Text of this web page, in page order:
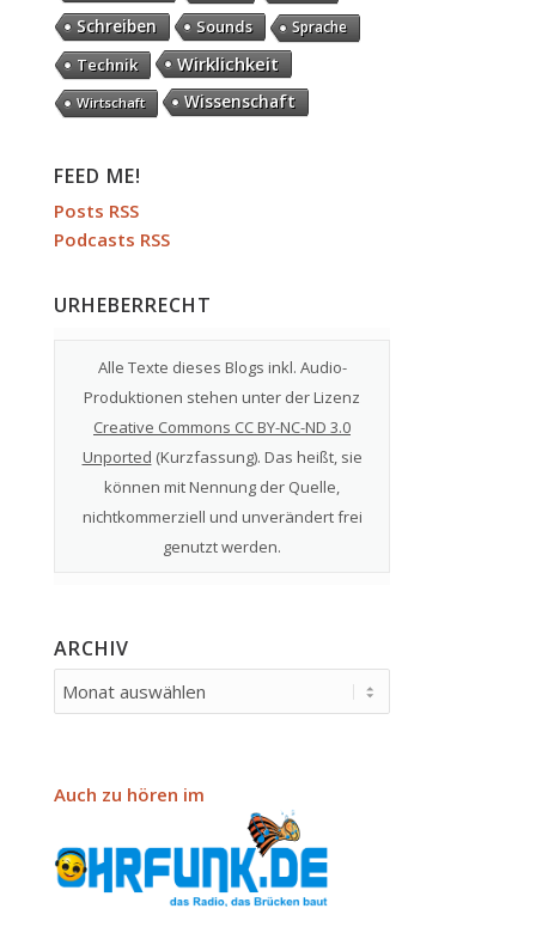
Schreiben Sounds Sprache
Technik Wirklichkeit
Wirtschaft Wissenschaft
FEED ME!
Posts RSS
Podcasts RSS
URHEBERRECHT
Alle Texte dieses Blogs inkl. Audio-
Produktionen stehen unter der Lizenz
Creative Commons CC BY-NC-ND 3.0
Unported (Kurzfassung). Das heißt, sie
können mit Nennung der Quelle,
nichtkommerziell und unverändert frei
genutzt werden.
ARCHIV
Auch zu hören im